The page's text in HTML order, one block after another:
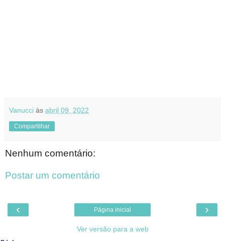
Vanucci às abril 09, 2022
Compartilhar
Nenhum comentário:
Postar um comentário
‹ ›
Página inicial
Ver versão para a web